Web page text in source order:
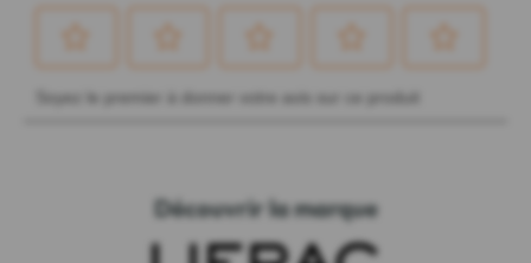
Découvrir la marque